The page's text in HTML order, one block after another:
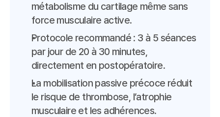
métabolisme du cartilage même sans
force musculaire active.
Protocole recommandé : 3 à 5 séances
par jour de 20 à 30 minutes,
directement en postopératoire.
La mobilisation passive précoce réduit
le risque de thrombose, l’atrophie
musculaire et les adhérences.